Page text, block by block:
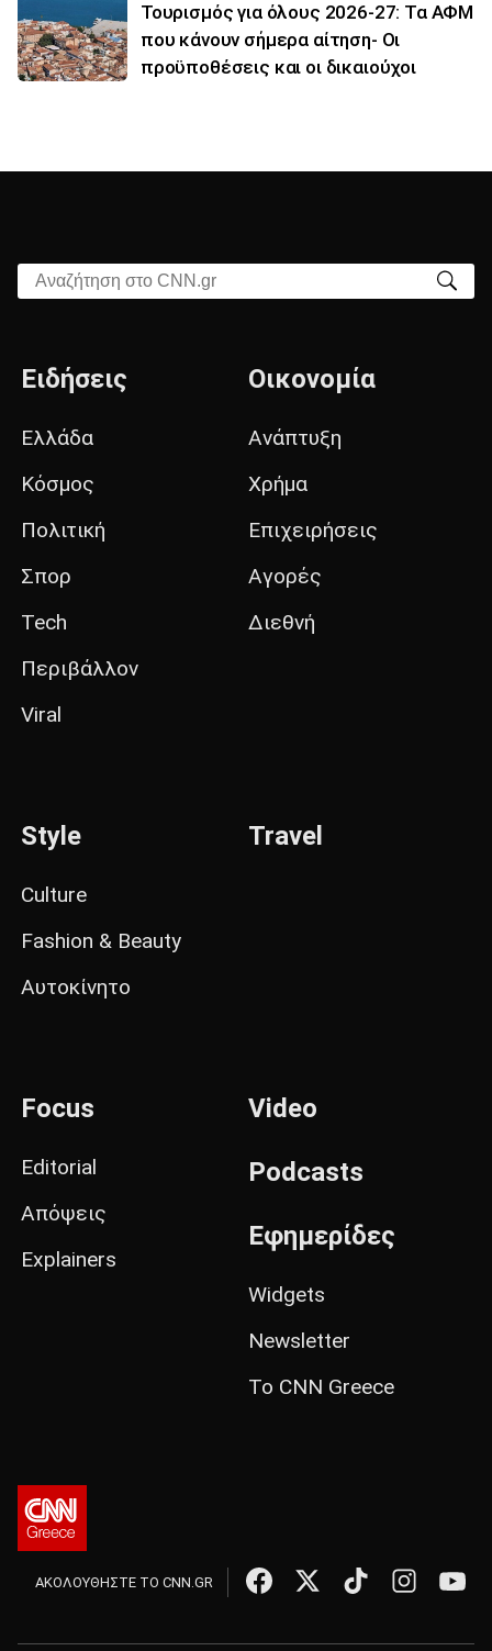
Τουρισμός για όλους 2026-27: Τα ΑΦΜ
που κάνουν σήμερα αίτηση- Οι
προϋποθέσεις και οι δικαιούχοι
Αναζήτηση στο CNN.gr
Ειδήσεις
Ελλάδα
Κόσμος
Πολιτική
Σπορ
Tech
Περιβάλλον
Viral
Οικονομία
Ανάπτυξη
Χρήμα
Επιχειρήσεις
Αγορές
Διεθνή
Style
Culture
Fashion & Beauty
Αυτοκίνητο
Travel
Focus
Editorial
Απόψεις
Explainers
Video
Podcasts
Εφημερίδες
Widgets
Newsletter
Το CNN Greece
ΑΚΟΛΟΥΘΗΣΤΕ ΤΟ CNN.GR